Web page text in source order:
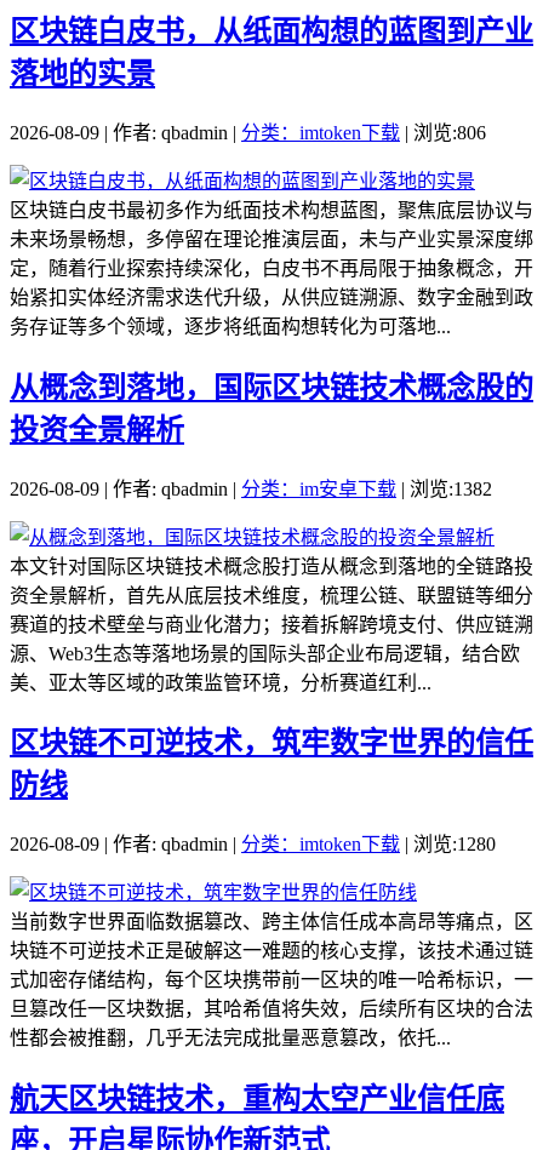
区块链白皮书，从纸面构想的蓝图到产业
落地的实景
2026-08-09 | 作者: qbadmin | 分类：imtoken下载 | 浏览:806
区块链白皮书最初多作为纸面技术构想蓝图，聚焦底层协议与
未来场景畅想，多停留在理论推演层面，未与产业实景深度绑
定，随着行业探索持续深化，白皮书不再局限于抽象概念，开
始紧扣实体经济需求迭代升级，从供应链溯源、数字金融到政
务存证等多个领域，逐步将纸面构想转化为可落地...
从概念到落地，国际区块链技术概念股的
投资全景解析
2026-08-09 | 作者: qbadmin | 分类：im安卓下载 | 浏览:1382
本文针对国际区块链技术概念股打造从概念到落地的全链路投
资全景解析，首先从底层技术维度，梳理公链、联盟链等细分
赛道的技术壁垒与商业化潜力；接着拆解跨境支付、供应链溯
源、Web3生态等落地场景的国际头部企业布局逻辑，结合欧
美、亚太等区域的政策监管环境，分析赛道红利...
区块链不可逆技术，筑牢数字世界的信任
防线
2026-08-09 | 作者: qbadmin | 分类：imtoken下载 | 浏览:1280
当前数字世界面临数据篡改、跨主体信任成本高昂等痛点，区
块链不可逆技术正是破解这一难题的核心支撑，该技术通过链
式加密存储结构，每个区块携带前一区块的唯一哈希标识，一
旦篡改任一区块数据，其哈希值将失效，后续所有区块的合法
性都会被推翻，几乎无法完成批量恶意篡改，依托...
航天区块链技术，重构太空产业信任底
座，开启星际协作新范式